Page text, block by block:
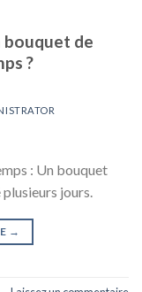
de
?
: Un bouquet
jours.
→